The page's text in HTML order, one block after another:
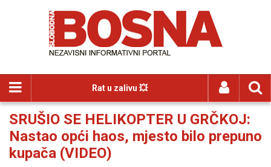
Rat u zalivu 💥
SRUŠIO SE HELIKOPTER U GRČKOJ:
Nastao opći haos, mjesto bilo prepuno
kupača (VIDEO)